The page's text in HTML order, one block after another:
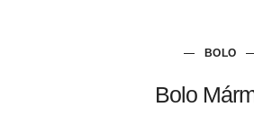
BOLO
Bolo